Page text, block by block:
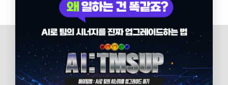
NEWS &NOTICE
이음길의 최신 소식과 보도자료를 확인하실 수 있습니다.